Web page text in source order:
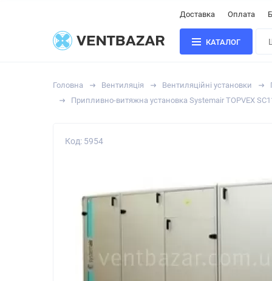
Доставка Оплата
КАТАЛОГ
Головна Вентиляція Вентиляційні установки
Припливно-витяжна установка Systemair TOPVEX
Код: 5954